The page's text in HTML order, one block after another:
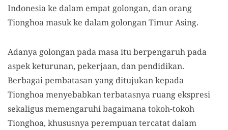
Indonesia ke dalam empat golongan, dan orang
Tionghoa masuk ke dalam golongan Timur Asing.
Adanya golongan pada masa itu berpengaruh pada
aspek keturunan, pekerjaan, dan pendidikan.
Berbagai pembatasan yang ditujukan kepada
Tionghoa menyebabkan terbatasnya ruang ekspresi
sekaligus memengaruhi bagaimana tokoh-tokoh
Tionghoa, khususnya perempuan tercatat dalam